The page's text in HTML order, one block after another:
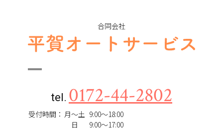
合同会社
tel. 0172-44-2802
受付時間： 月～土 9:00～18:00
日
9:00～17:00